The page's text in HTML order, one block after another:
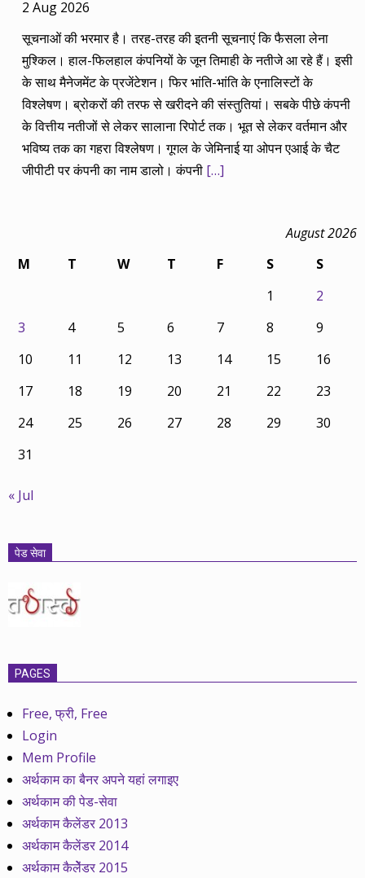
2 Aug 2026
सूचनाओं की भरमार है। तरह-तरह की इतनी सूचनाएं कि फैसला लेना
मुश्किल। हाल-फिलहाल कंपनियों के जून तिमाही के नतीजे आ रहे हैं। इसी
के साथ मैनेजमेंट के प्रजेंटेशन। फिर भांति-भांति के एनालिस्टों के
विश्लेषण। ब्रोकरों की तरफ से खरीदने की संस्तुतियां। सबके पीछे कंपनी
के वित्तीय नतीजों से लेकर सालाना रिपोर्ट तक। भूत से लेकर वर्तमान और
भविष्य तक का गहरा विश्लेषण। गूगल के जेमिनाई या ओपन एआई के चैट
जीपीटी पर कंपनी का नाम डालो। कंपनी […]
August 2026
M
T W T F S
S
1
2
3
4 5 6 7 8
9
10
11 12 13 14 15
16
17
18 19 20 21 22
23
24
25 26 27 28 29
30
31
« Jul
पेड सेवा
PAGES
Free, फ्री, Free
Login
Mem Profile
अर्थकाम का बैनर अपने यहां लगाइए
अर्थकाम की पेड-सेवा
अर्थकाम कैलेंडर 2013
अर्थकाम कैलेंडर 2014
अर्थकाम कैलेेंडर 2015